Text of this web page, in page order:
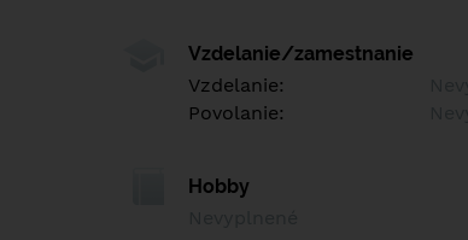
Vzdelanie/zamestnanie
Vzdelanie:
Povolanie:
Hobby